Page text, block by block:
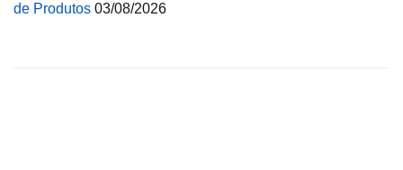
de Produtos 03/08/2026